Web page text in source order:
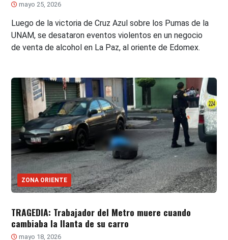
mayo 25, 2026
Luego de la victoria de Cruz Azul sobre los Pumas de la
UNAM, se desataron eventos violentos en un negocio
de venta de alcohol en La Paz, al oriente de Edomex.
ZONA ORIENTE
TRAGEDIA: Trabajador del Metro muere cuando
cambiaba la llanta de su carro
mayo 18, 2026